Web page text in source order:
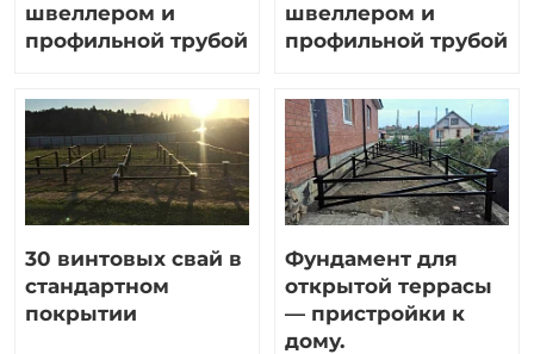
швеллером и
профильной трубой
швеллером и
профильной трубой
30 винтовых свай в
стандартном
покрытии
Фундамент для
открытой террасы
— пристройки к
дому.